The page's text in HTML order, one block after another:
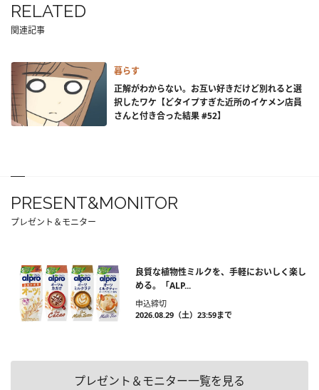
RELATED
関連記事
暮らす
正解がわからない。お互い好きだけど別れると選
択したワケ【どタイプすぎた近所のイケメン店員
さんと付き合った結果 #52】
PRESENT&MONITOR
プレゼント＆モニター
良質な植物性ミルクを、手軽においしく楽し
める。「ALP...
申込締切
2026.08.29（土）23:59まで
プレゼント＆モニター一覧を見る